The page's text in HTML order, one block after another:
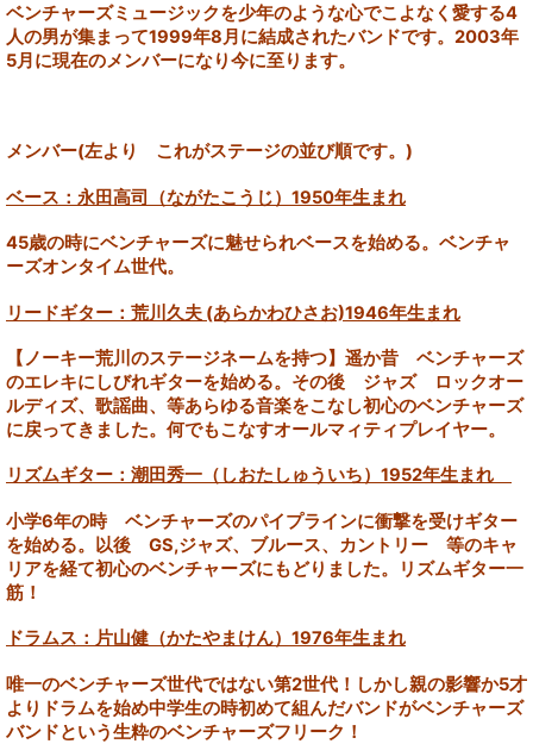
ベンチャーズミュージックを少年のような心でこよなく愛する4
人の男が集まって1999年8月に結成されたバンドです。2003年
5月に現在のメンバーになり今に至ります。
メンバー(左より これがステージの並び順です。)
ベース：永田高司（ながたこうじ）1950年生まれ
45歳の時にベンチャーズに魅せられベースを始める。ベンチャ
ーズオンタイム世代。
リードギター：荒川久夫 (あらかわひさお)1946年生まれ
【ノーキー荒川のステージネームを持つ】 遥か昔 ベンチャーズ
のエレキにしびれギターを始める。その後 ジャズ ロックオー
ルディズ、歌謡曲、等あらゆる音楽をこなし初心のベンチャーズ
に戻ってきました。何でもこなすオールマィティプレイヤー。
リズムギター：潮田秀一（しおたしゅういち）1952年生まれ
小学6年の時 ベンチャーズのパイプラインに衝撃を受けギター
を始める。 以後 GS,ジャズ、ブルース、カントリー 等のキャ
リアを経て初心のベンチャーズにもどりま した。リズムギター一
筋！
ドラムス：片山健（かたやまけん）1976年生まれ
唯一のベンチャーズ世代ではない第2世代！しかし親の影響か5才
よりドラムを始め中学生の時初めて組んだバンドがベンチャーズ
バンドという生粋のベンチャーズフリーク！